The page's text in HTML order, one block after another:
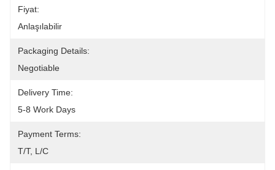
Fiyat:
Anlaşılabilir
Packaging Details:
Negotiable
Delivery Time:
5-8 Work Days
Payment Terms:
T/T, L/C